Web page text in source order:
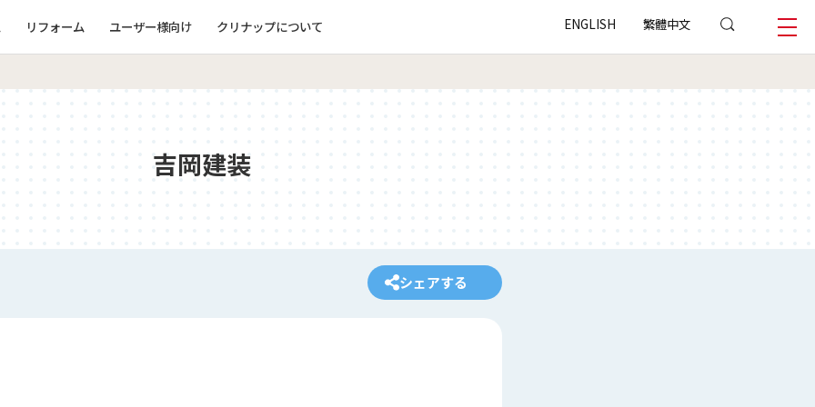
リフォーム ユーザー様向け クリナップについて ENGLISH 繁體中文
吉岡建装
シェアする